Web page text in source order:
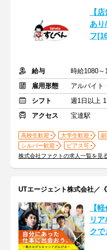
【
あり
フ
給与
時給1080
雇用形態
アルバイト
シフト
週1日以上
アクセス
宝達駅
高校生歓迎 大学生歓迎
シルバー歓迎
ピアス可
株式会社ファクトの求人一覧を見
UTエージェント株式会社／《
【
リ
クで